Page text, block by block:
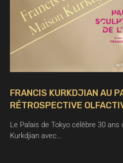
FRANCIS KURKDJIAN AU
RÉTROSPECTIVE
Le Palais de Tokyo célèbre 30
Kurkdjian avec…